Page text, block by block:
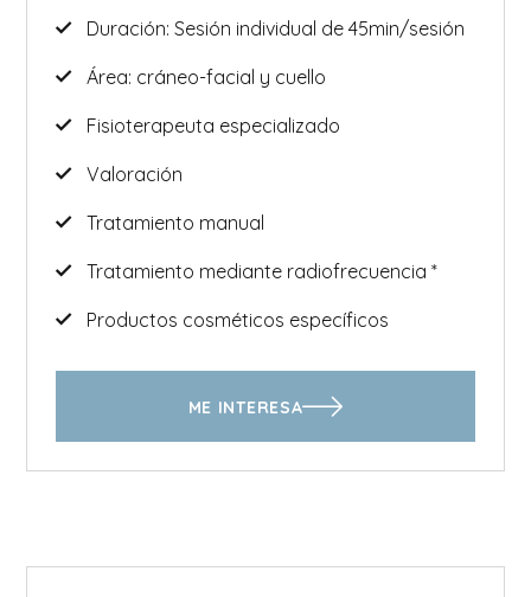
Duración: Sesión individual de 45min/sesión
Área: cráneo-facial y cuello
Fisioterapeuta especializado
Valoración
Tratamiento manual
Tratamiento mediante radiofrecuencia *
Productos cosméticos específicos
ME INTERESA